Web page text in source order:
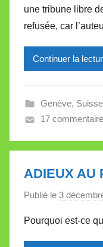
une tribune libre
refusée, car
Continuer la
Genève, Suisse
17
ADIEUX AU
Publié le 3
Pourquoi est-ce